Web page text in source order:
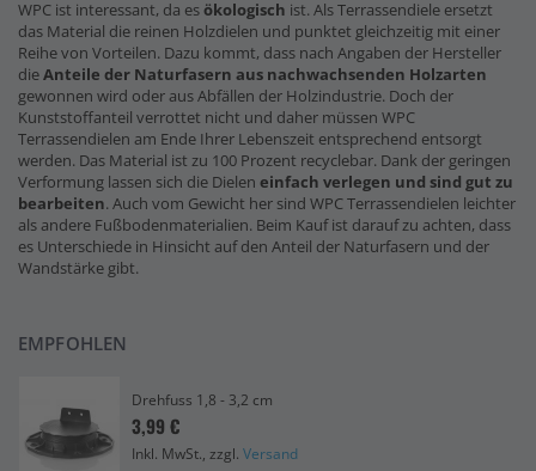
WPC ist interessant, da esökologisch ist. Als Terrassendiele ersetzt
das Material die reinen Holzdielen und punktet gleichzeitig mit einer
Reihe von Vorteilen. Dazu kommt, dass nach Angaben der Hersteller
dieAnteile der Naturfasern aus nachwachsenden Holzarten
gewonnen wird oder aus Abfällen der Holzindustrie. Doch der
Kunststoffanteil verrottet nicht und daher müssen WPC
Terrassendielen am Ende Ihrer Lebenszeit entsprechend entsorgt
werden. Das Material ist zu 100 Prozent recyclebar. Dank der geringen
Verformung lassen sich die Dielen einfach verlegen und sind gut zu
bearbeiten. Auch vom Gewicht her sind WPC Terrassendielen leichter
als andere Fußbodenmaterialien. Beim Kauf ist darauf zu achten, dass
es Unterschiede in Hinsicht auf den Anteil der Naturfasern und der
Wandstärke gibt.
EMPFOHLEN
Drehfuss 1,8 - 3,2 cm
3,99 €
Inkl. MwSt., zzgl. Versand